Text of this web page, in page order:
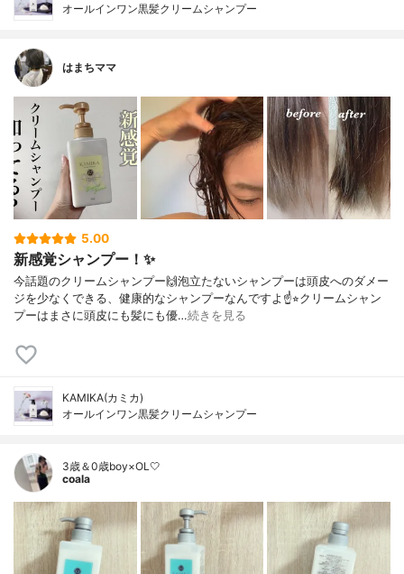
オールインワン黒髪クリームシャンプー
はまちママ
5.00
新感覚シャンプー！✨
今話題のクリームシャンプー🙌泡立たないシャンプーは頭皮へのダメー
ジを少なくできる、健康的なシャンプーなんですよ☝️⭐︎クリームシャン
プーはまさに頭皮にも髪にも優…続きを見る
KAMIKA(カミカ)
オールインワン黒髪クリームシャンプー
3歳＆0歳boy×OL🤍
coala